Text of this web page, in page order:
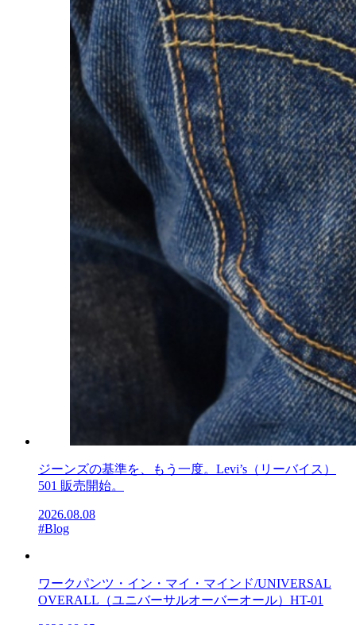
ジーンズの基準を、もう一度。Levi’s（リーバイス）
501 販売開始。
2026.08.08
#Blog
ワークパンツ・イン・マイ・マインド/UNIVERSAL
OVERALL（ユニバーサルオーバーオール）HT-01